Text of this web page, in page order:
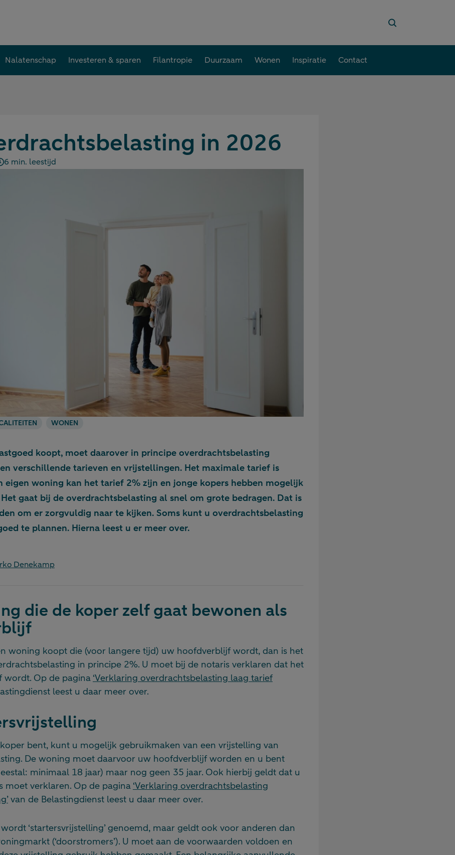
Nalatenschap Investeren & sparen Filantropie Duurzaam Wonen Inspiratie Contact
in 2026
6 min. leestijd
WONEN
koopt, moet daarover in principe overdrachtsbelasting
verschillende tarieven en vrijstellingen. Het maximale tarief is
eigen woning kan het tarief 2% zijn en jonge kopers hebben mogelijk
gaat bij de overdrachtsbelasting al snel om grote bedragen. Dat is
om er zorgvuldig naar te kijken. Soms kunt u overdrachtsbelasting
te plannen. Hierna leest u er meer over.
Denekamp
die de koper zelf gaat bewonen als
woning koopt die (voor langere tijd) uw hoofdverblijf wordt, dan is het
in principe 2%. U moet bij de notaris verklaren dat het
Op de pagina ‘Verklaring overdrachtsbelasting laag tarief
leest u daar meer over.
bent, kunt u mogelijk gebruikmaken van een vrijstelling van
De woning moet daarvoor uw hoofdverblijf worden en u bent
minimaal 18 jaar) maar nog geen 35 jaar. Ook hierbij geldt dat u
moet verklaren. Op de pagina ‘Verklaring overdrachtsbelasting
van de Belastingdienst leest u daar meer over.
‘startersvrijstelling’ genoemd, maar geldt ook voor anderen dan
(‘doorstromers’). U moet aan de voorwaarden voldoen en